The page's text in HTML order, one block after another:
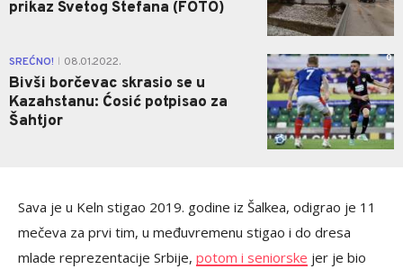
prikaz Svetog Stefana (FOTO)
SREĆNO! 08.01.2022.
Bivši borčevac skrasio se u
Kazahstanu: Ćosić potpisao za
Šahtjor
0
Sava je u Keln stigao 2019. godine iz Šalkea, odigrao je 11
mečeva za prvi tim, u međuvremenu stigao i do dresa
mlade reprezentacije Srbije, potom i seniorske jer je bio